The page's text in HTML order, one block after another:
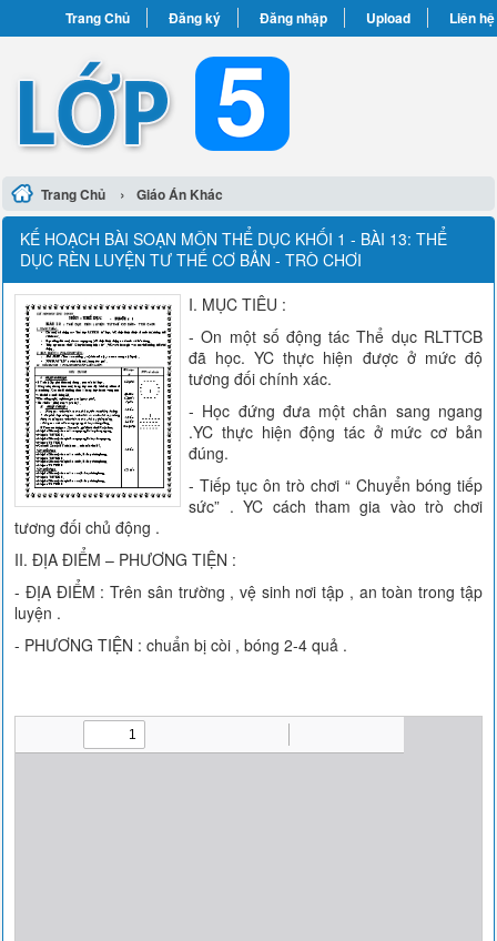
Trang Chủ Đăng ký Đăng nhập Upload Liên hệ
Trang Chủ › Giáo Án Khác
KẾ HOẠCH BÀI SOẠN MÔN THỂ DỤC KHỐI 1 - BÀI 13: THỂ
DỤC RÈN LUYỆN TƯ THẾ CƠ BẢN - TRÒ CHƠI
I. MỤC TIÊU :
- On một số động tác Thể dục RLTTCB
đã học. YC thực hiện được ở mức độ
tương đối chính xác.
- Học đứng đưa một chân sang ngang
.YC thực hiện động tác ở mức cơ bản
đúng.
- Tiếp tục ôn trò chơi “ Chuyển bóng tiếp
sức” . YC cách tham gia vào trò chơi
tương đối chủ động .
II. ĐỊA ĐIỂM – PHƯƠNG TIỆN :
- ĐỊA ĐIỂM : Trên sân trường , vệ sinh nơi tập , an toàn trong tập
luyện .
- PHƯƠNG TIỆN : chuẩn bị còi , bóng 2-4 quả .